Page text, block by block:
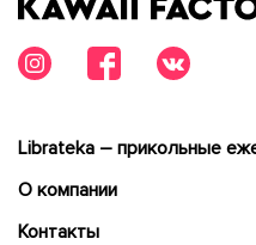
Librateka – прикольные
О компании
Контакты